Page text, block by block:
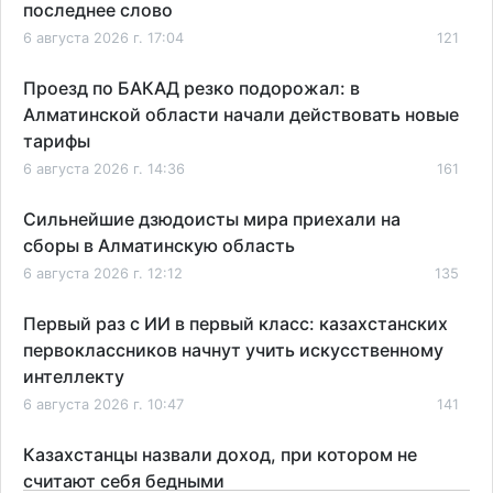
последнее слово
6 августа 2026 г. 17:04 121
Проезд по БАКАД резко подорожал: в
Алматинской области начали действовать новые
тарифы
6 августа 2026 г. 14:36 161
Сильнейшие дзюдоисты мира приехали на
сборы в Алматинскую область
6 августа 2026 г. 12:12 135
Первый раз с ИИ в первый класс: казахстанских
первоклассников начнут учить искусственному
интеллекту
6 августа 2026 г. 10:47 141
Казахстанцы назвали доход, при котором не
считают себя бедными